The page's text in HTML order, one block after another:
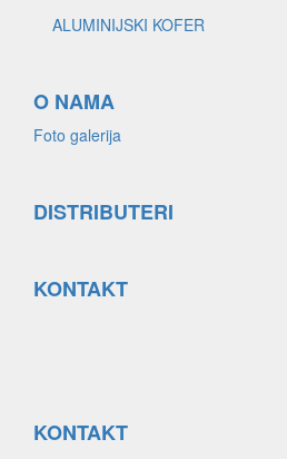
ALUMINIJSKI KOFER
O NAMA
Foto galerija
DISTRIBUTERI
KONTAKT
KONTAKT